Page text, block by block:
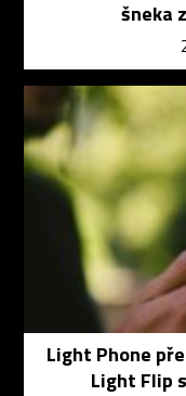
šneka
Light Phone
Light Flip